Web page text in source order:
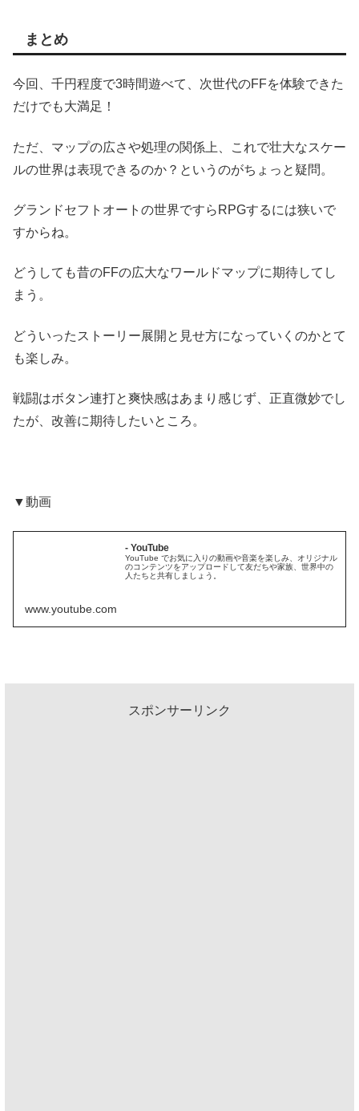
まとめ
今回、千円程度で3時間遊べて、次世代のFFを体験できた
だけでも大満足！
ただ、マップの広さや処理の関係上、これで壮大なスケー
ルの世界は表現できるのか？というのがちょっと疑問。
グランドセフトオートの世界ですらRPGするには狭いで
すからね。
どうしても昔のFFの広大なワールドマップに期待してし
まう。
どういったストーリー展開と見せ方になっていくのかとて
も楽しみ。
戦闘はボタン連打と爽快感はあまり感じず、正直微妙でし
たが、改善に期待したいところ。
▼動画
- YouTube
YouTube でお気に入りの動画や音楽を楽しみ、オリジナル
のコンテンツをアップロードして友だちや家族、世界中の
人たちと共有しましょう。
www.youtube.com
スポンサーリンク